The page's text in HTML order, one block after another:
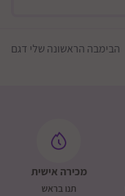
הבימבה הראשונה שלי דגם
מכירה אישית
תנו בראש